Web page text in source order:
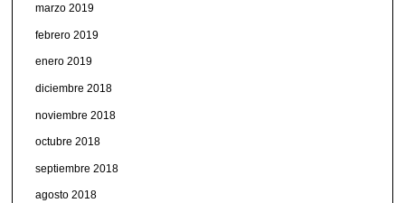
marzo 2019
febrero 2019
enero 2019
diciembre 2018
noviembre 2018
octubre 2018
septiembre 2018
agosto 2018